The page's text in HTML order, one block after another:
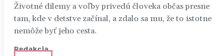
Životné dilemy a voľby privedú človeka občas presne
tam, kde v detstve začínal, a zdalo sa mu, že to istotne
nemôže byť jeho cesta.
Redakcia